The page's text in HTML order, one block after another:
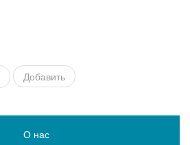
Добавить
О нас